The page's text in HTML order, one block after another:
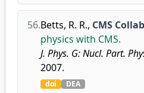
56.Betts, R. R., CMS
physics with CMS.
J. Phys. G: Nucl. Part.
2007.
doi DEA